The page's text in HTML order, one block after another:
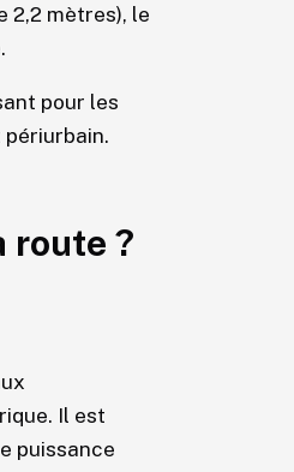
2,2 mètres), le
pour les
route ?
Il est
puissance